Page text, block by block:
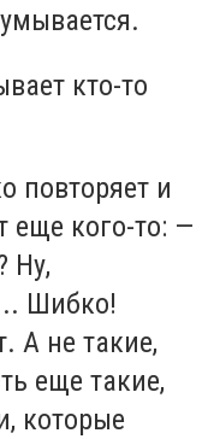
кто-то
повторяет и
еще кого-то: —
Ну,
Шибко!
А не такие,
еще такие,
которые